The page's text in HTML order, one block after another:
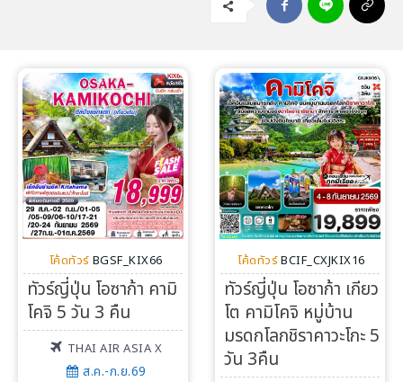
บริษัทเบสเฟรนด์ ฮอลิเดย์
หน้าแรก
ทัวร์ต่างประเทศ
จัดกรุ๊ปต่างประเทศ
โปรไฟไหม้
ทัวร์ในประเทศ
โค้ดทัวร์ BGSF_KIX66
ทัวร์ญี่ปุ่น โอซาก้า คามิ
โคจิ 5 วัน 3 คืน
THAI AIR ASIA X
ส.ค.-ก.ย.69
โค้ดทัวร์ BCIF_CXJKIX16
ทัวร์ญี่ปุ่น โอซาก้า เกียว
โต คามิโคจิ หมู่บ้าน
มรดกโลกชิราคาวะโกะ 5
วัน 3คืน